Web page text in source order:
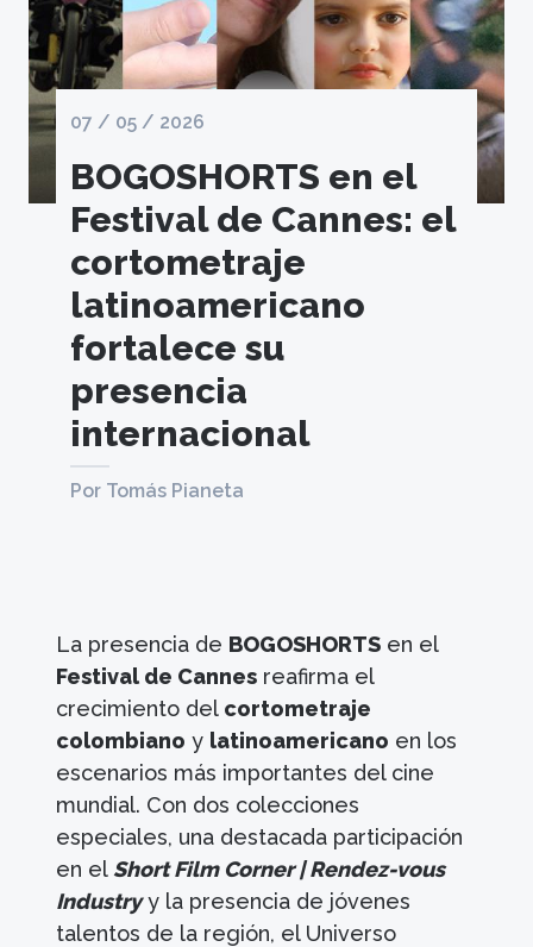
07 / 05 / 2026
BOGOSHORTS en el
Festival de Cannes: el
cortometraje
latinoamericano
fortalece su
presencia
internacional
Por Tomás Pianeta
La presencia de BOGOSHORTS en el
Festival de Cannes reafirma el
crecimiento del cortometraje
colombiano y latinoamericano en los
escenarios más importantes del cine
mundial. Con dos colecciones
especiales, una destacada participación
en el Short Film Corner | Rendez-vous
Industryy la presencia de jóvenes
talentos de la región, el Universo